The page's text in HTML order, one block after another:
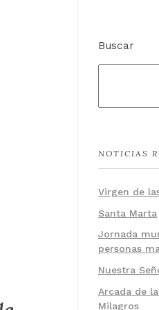
Buscar
NOTICIAS
Virgen de
Santa Marta
Jornada
personas
Nuestra
Arcada de
Milagros